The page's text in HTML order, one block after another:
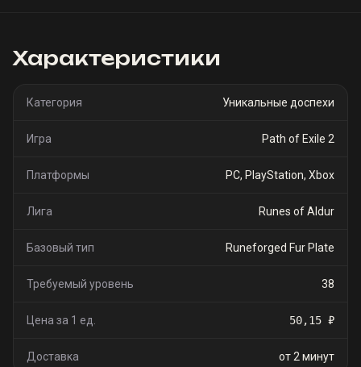
Характеристики
Категория Уникальные доспехи
Игра Path of Exile 2
Платформы PC, PlayStation, Xbox
Лига Runes of Aldur
Базовый тип Runeforged Fur Plate
Требуемый уровень 38
Цена за 1 ед. 50,15 ₽
Доставка от 2 минут